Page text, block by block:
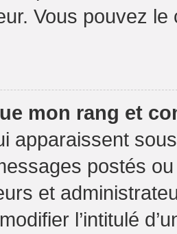
Vous pouvez
mon rang et
apparaissent
postés
et
l’intitulé